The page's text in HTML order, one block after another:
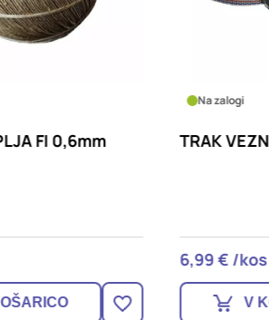
TRAK VEZNI 25mm X 4m
V KOŠARICO